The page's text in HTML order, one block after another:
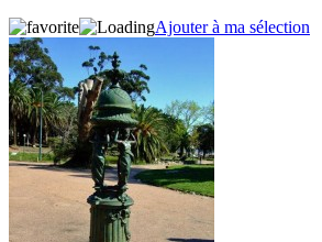
Ajouter à ma sélection